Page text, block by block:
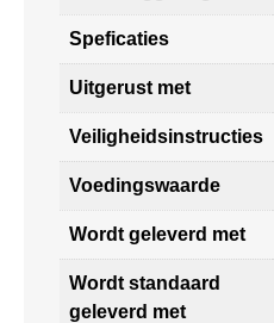
Speficaties
Uitgerust met
Veiligheidsinstructies
Voedingswaarde
Wordt geleverd met
Wordt standaard
geleverd met